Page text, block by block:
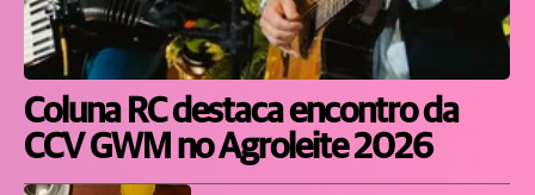
Coluna RC destaca encontro da
CCV GWM no Agroleite 2026